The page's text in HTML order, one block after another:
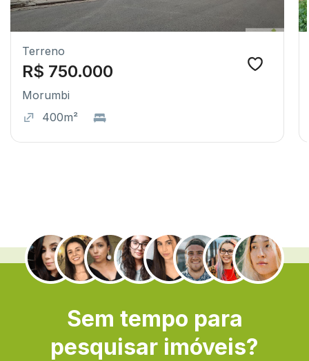
Terreno
R$ 750.000
Morumbi
400m²
.
Sem tempo para
pesquisar imóveis?